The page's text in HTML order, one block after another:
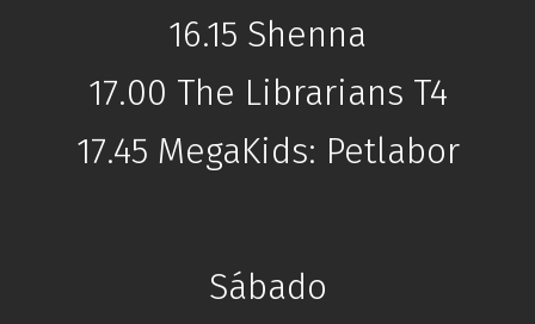
16.15 Shenna
17.00 The Librarians T4
17.45 MegaKids: Petlabor
Sábado